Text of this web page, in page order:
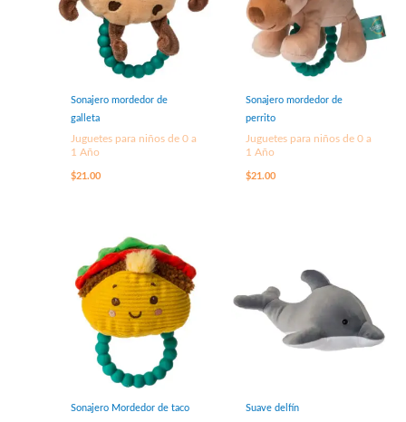
Sonajero mordedor de
galleta
Juguetes para niños de 0 a
1 Año
$21.00
Sonajero mordedor de
perrito
Juguetes para niños de 0 a
1 Año
$21.00
Sonajero Mordedor de taco Suave delfín